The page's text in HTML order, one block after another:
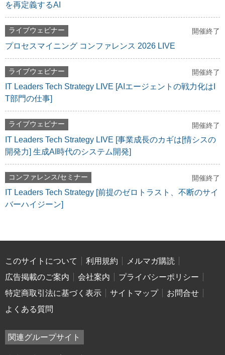
を再定義するAI
ライブウェビナー 開催終了
プロセスマイニング コンファレンス 2026 LIVE
ライブウェビナー 開催終了
IT Leaders Tech Strategy LIVE [AIエージェントの戦力化はI
T部門の仕事]
ライブウェビナー 開催終了
IT Leaders Tech Strategy LIVE [事業成長のカギは[情シスの
開発力] 生成AI時代のシステム開発]
コンファレンス/セミナー 開催終了
IT Leaders Tech Strategy [前提のゼロトラスト、不断のサイ
バーハイジーン]
このサイトについて 利用規約
メルマガ購読
広告掲載のご案内
会社案内
プライバシーポリシー
特定商取引法に基づく表示
サイトマップ
お問合せ
よくある質問
関連グループサイト